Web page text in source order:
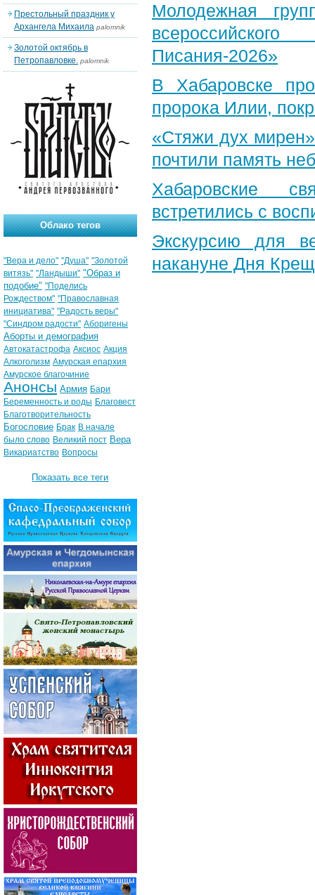
Молодежная
Писания-2026»
В Хабаровске
пророка Илии,
«Стяжи дух
почтили память
Хабаровские
встретились с
Экскурсию для
накануне Дня
Престольный праздник у
Архангела Михаила palomnik
Золотой октябрь в
Петропавловке. palomnik
Облако тегов
"Вера и дело" "Душа" "Золотой
витязь" "Ландыши" "Образ и
подобие" "Поделись
Рождеством" "Православная
инициатива" "Радость веры"
"Синдром радости" Аборигены
Аборты и демография
Автокатастрофа Аксиос Акция
Алкоголизм Амурская епархия
Амурское благочиние
Анонсы Армия Бари
Беременность и роды Благовест
Благотворительность
Богословие Брак В начале
было слово Великий пост Вера
Викариатство Вопросы
Показать все теги